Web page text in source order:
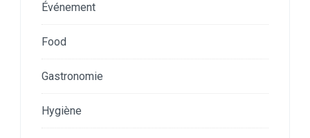
Événement
Food
Gastronomie
Hygiène